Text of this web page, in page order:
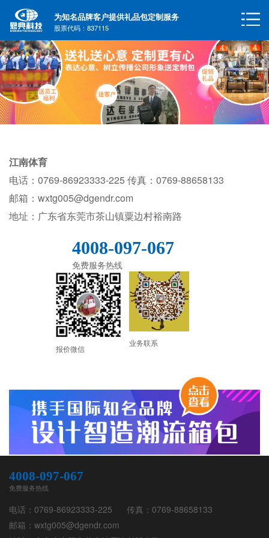
为知名品牌客户提供礼品包定制服务
股票代码：837115
江南体育
电话：0769-86923333-225 传真：0769-88658133
邮箱：wxtg005@dgendr.com
地址：广东省东莞市茶山镇粟边村裕南路
4008-097-067
免费服务热线
报价微信
业务联系
电话： 0769-86923333-225 传真： 0769-88658133
邮箱： wxtg005@dgendr.com
4008-097-067
免费服务热线